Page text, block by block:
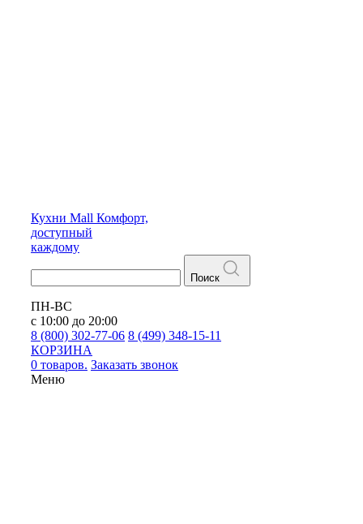
Кухни Mall Комфорт,
доступный
каждому
Поиск
ПН-ВС
с 10:00 до 20:00
8 (800) 302-77-06 8 (499) 348-15-11
КОРЗИНА
0 товаров. Заказать звонок
Меню